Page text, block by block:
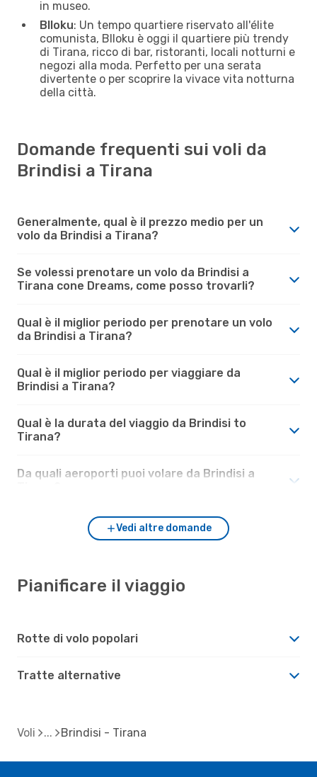
in museo.
Blloku: Un tempo quartiere riservato all'élite
comunista, Blloku è oggi il quartiere più trendy
di Tirana, ricco di bar, ristoranti, locali notturni e
negozi alla moda. Perfetto per una serata
divertente o per scoprire la vivace vita notturna
della città.
Domande frequenti sui voli da
Brindisi a Tirana
Generalmente, qual è il prezzo medio per un
volo da Brindisi a Tirana?
Se volessi prenotare un volo da Brindisi a
Tirana cone Dreams, come posso trovarli?
Qual è il miglior periodo per prenotare un volo
da Brindisi a Tirana?
Qual è il miglior periodo per viaggiare da
Brindisi a Tirana?
Qual è la durata del viaggio da Brindisi to
Tirana?
Da quali aeroporti puoi volare da Brindisi a
Vedi altre domande
Pianificare il viaggio
Rotte di volo popolari
Tratte alternative
Voli Brindisi - Tirana